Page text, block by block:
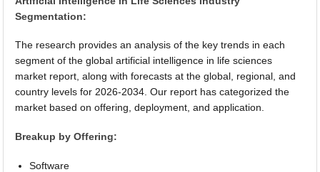
Segmentation:
The research provides an analysis of the key trends in each
segment of the global artificial intelligence in life sciences
market report, along with forecasts at the global, regional, and
country levels for 2026-2034. Our report has categorized the
market based on offering, deployment, and application.
Breakup by Offering:
Software